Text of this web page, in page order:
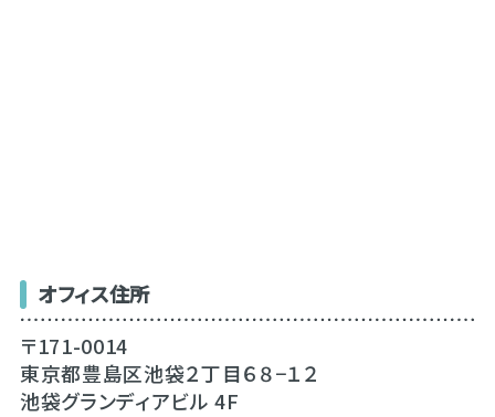
オフィス住所
〒171-0014
東京都豊島区池袋２丁目６８−１２
池袋グランディアビル 4F